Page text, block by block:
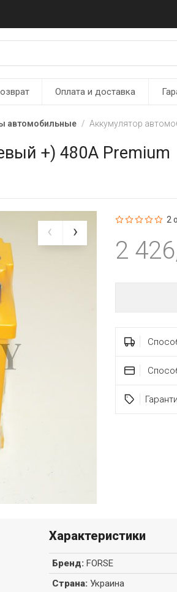
Оплата и доставка
автомобильные Аккумулятор
+) 480А Premium
2
2
Характеристики
Бренд: FORSE
Страна: Украина